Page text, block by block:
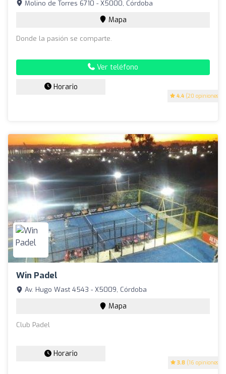
4.4 (20 opiniones)
Molino de Torres 6710 - X5000, Córdoba
Mapa
Donde la pasión se comparte.
Ver teléfono
Horario
Win Padel
3.8 (16 opiniones)
Av. Hugo Wast 4543 - X5009, Córdoba
Mapa
Club Padel
Horario